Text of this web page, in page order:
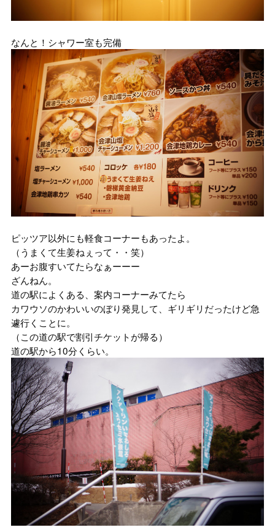
なんと！シャワー室も完備
ピッツア以外にも軽食コーナーもあったよ。
（うまくて生姜ねぇって・・笑）
あーお腹すいてたらなぁーーー
ざんねん。
道の駅によくある、案内コーナーみてたら
カワウソのかわいいのぼり発見して、ギリギリだったけど急
遽行くことに。
（この道の駅で割引チケットが帰る）
道の駅から10分くらい。